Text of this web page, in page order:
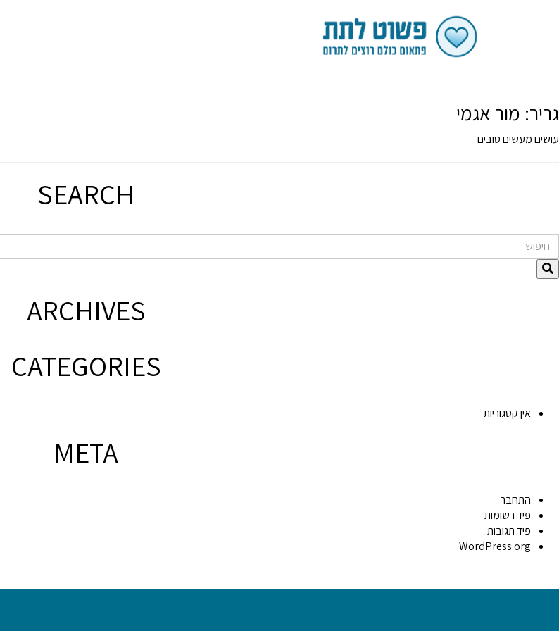
גריר: מור אגמי
עושים מעשים טובים
SEARCH
חיפוש
ARCHIVES
CATEGORIES
אין קטגוריות
META
התחבר
פיד רשומות
פיד תגובות
WordPress.org